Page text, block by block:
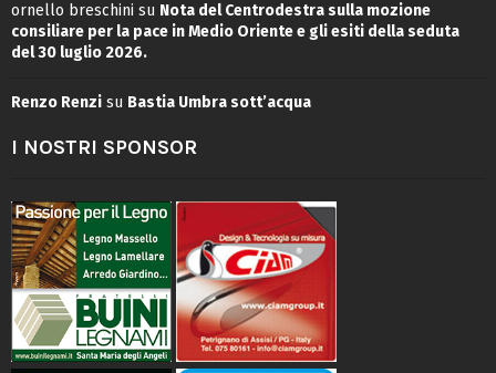
ornello breschini su Nota del Centrodestra sulla mozione
consiliare per la pace in Medio Oriente e gli esiti della seduta
del 30 luglio 2026.
Renzo Renzi su Bastia Umbra sott’acqua
I NOSTRI SPONSOR